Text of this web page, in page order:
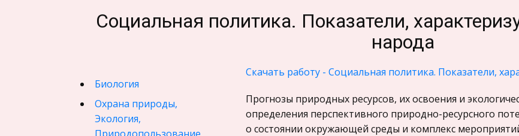
Социальная политика. Показатели,
народа
Биология
Охрана природы,
Экология,
Скачать работу - Социальная политика. Показатели,
Прогнозы природных ресурсов, их освоения и
определения перспективного природно-ресурсного
о состоянии окружающей среды и комплекс